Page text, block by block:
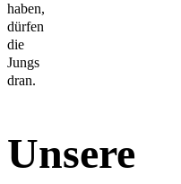
haben,
dürfen
die
Jungs
dran.
Unsere